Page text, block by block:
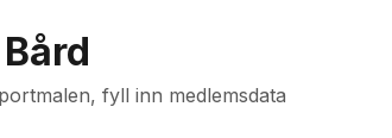
fyll inn medlemsdata